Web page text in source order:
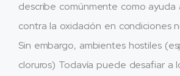
describe comúnmente como ayuda
contra la oxidación en condiciones
Sin embargo, ambientes hostiles
cloruros) Todavía puede desafiar a